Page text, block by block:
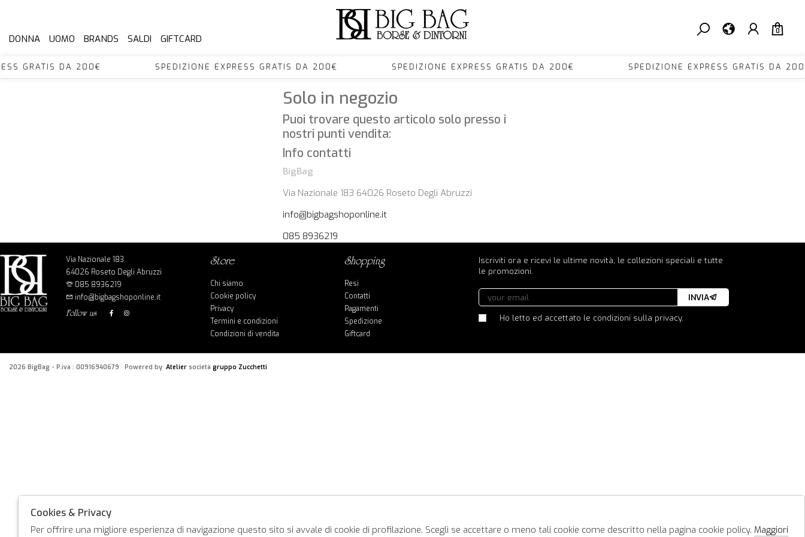
0
DONNA UOMO BRANDS SALDI GIFTCARD
GRATIS DA 200€ SPEDIZIONE EXPRESS GRATIS DA 200€ SPEDIZIONE EXPRESS GRATIS DA 200€ SPEDIZIONE EXPRESS
Solo in negozio
Puoi trovare questo articolo solo presso i
nostri punti vendita:
Info contatti
BigBag
Via Nazionale 183 64026 Roseto Degli Abruzzi
info@bigbagshoponline.it
085 8936219
Via Nazionale 183
64026 Roseto Degli Abruzzi
085 8936219
info@bigbagshoponline.it
follow us
store
Chi siamo
Cookie policy
Privacy
Termini e condizioni
Condizioni di vendita
shopping
Resi
Contatti
Pagamenti
Spedizione
Giftcard
Iscriviti ora e ricevi le ultime novità, le collezioni speciali e tutte
le promozioni.
Ho letto ed accettato le condizioni sulla privacy.
INVIA
2026 BigBag - P.iva : 00916940679 Powered by Atelier società gruppo Zucchetti
Cookies & Privacy
Per offrire una migliore esperienza di navigazione questo sito si avvale di cookie di profilazione. Scegli se accettare o meno tali cookie come descritto nella pagina cookie policy. Maggiori